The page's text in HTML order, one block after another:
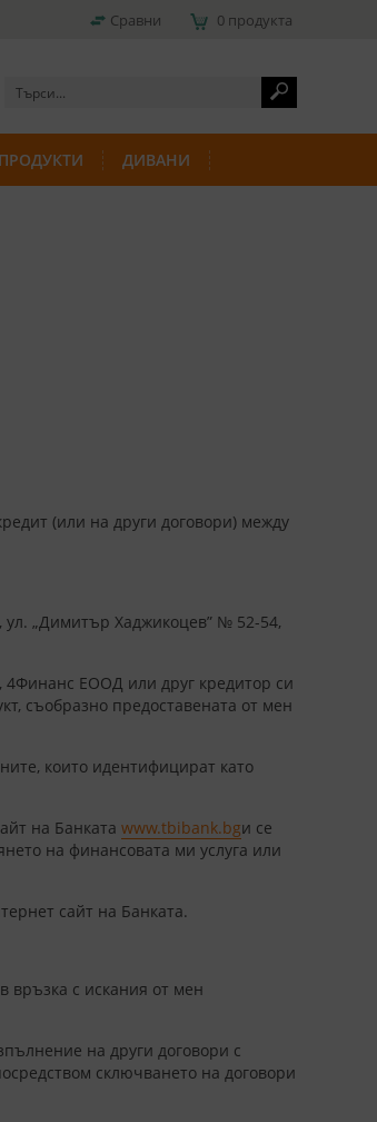
Сравни 0 продукта
ДИВАНИ
(или на други договори) между
ул. „Димитър Хаджикоцев” № 52-54,
4Финанс ЕООД или друг кредитор си
съобразно предоставената от мен
които идентифицират като
на Банката www.tbibank.bgи се
на финансовата ми услуга или
сайт на Банката.
връзка с искания от мен
на други договори с
сключването на договори